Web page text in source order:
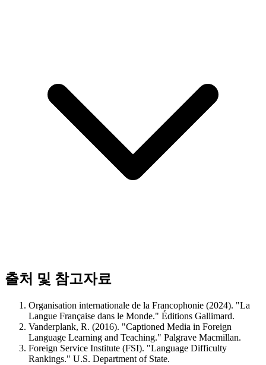
출처 및 참고자료
Organisation internationale de la Francophonie (2024). "La
Langue Française dans le Monde." Éditions Gallimard.
Vanderplank, R. (2016). "Captioned Media in Foreign
Language Learning and Teaching." Palgrave Macmillan.
Foreign Service Institute (FSI). "Language Difficulty
Rankings." U.S. Department of State.